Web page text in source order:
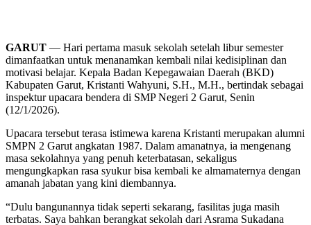
GARUT — Hari pertama masuk sekolah setelah libur semester
dimanfaatkan untuk menanamkan kembali nilai kedisiplinan dan
motivasi belajar. Kepala Badan Kepegawaian Daerah (BKD)
Kabupaten Garut, Kristanti Wahyuni, S.H., M.H., bertindak sebagai
inspektur upacara bendera di SMP Negeri 2 Garut, Senin
(12/1/2026).
Upacara tersebut terasa istimewa karena Kristanti merupakan alumni
SMPN 2 Garut angkatan 1987. Dalam amanatnya, ia mengenang
masa sekolahnya yang penuh keterbatasan, sekaligus
mengungkapkan rasa syukur bisa kembali ke almamaternya dengan
amanah jabatan yang kini diembannya.
“Dulu bangunannya tidak seperti sekarang, fasilitas juga masih
terbatas. Saya bahkan berangkat sekolah dari Asrama Sukadana